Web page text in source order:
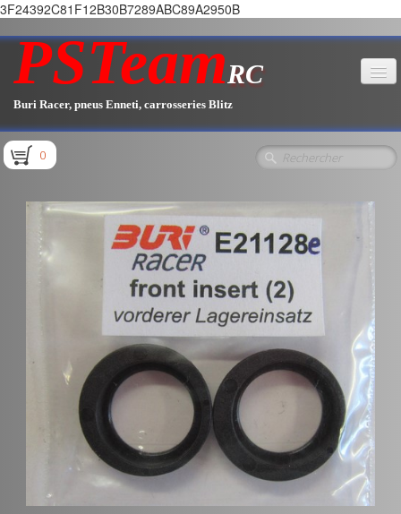
3F24392C81F12B30B7289ABC89A2950B
PSTeamRC
Buri Racer, pneus Enneti, carrosseries Blitz
Accueil
Pièces E1.1 / E1.2
Pièces E1.3
0